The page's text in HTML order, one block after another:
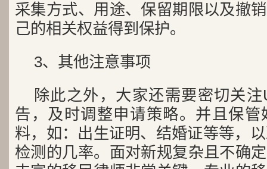
采集方式、用途、保留期限以及撤
己的相关权益得到保护。
3、其他注意事项
除此之外，大家还需要密切关
告，及时调整申请策略。并且保
料，如：出生证明、结婚证等等，
检测的几率。面对新规复杂且不确